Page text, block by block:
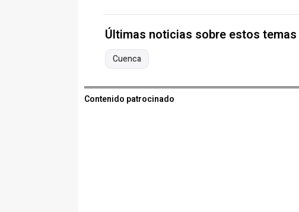
Últimas noticias sobre estos temas
Cuenca
Contenido patrocinado